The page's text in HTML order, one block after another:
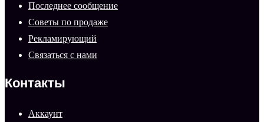
Последнее сообщение
Советы по продаже
Рекламирующий
Связаться с нами
Контакты
Аккаунт